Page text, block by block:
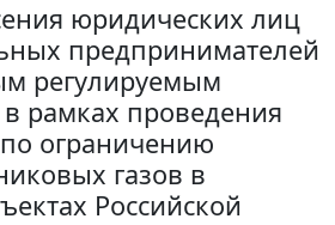
юридических лиц
предпринимателей
регулируемым
рамках проведения
ограничению
газов в
Российской